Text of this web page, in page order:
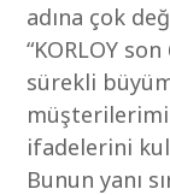
adına çok
“KORLOY
sürekli
ifadelerini
Bunun yanı